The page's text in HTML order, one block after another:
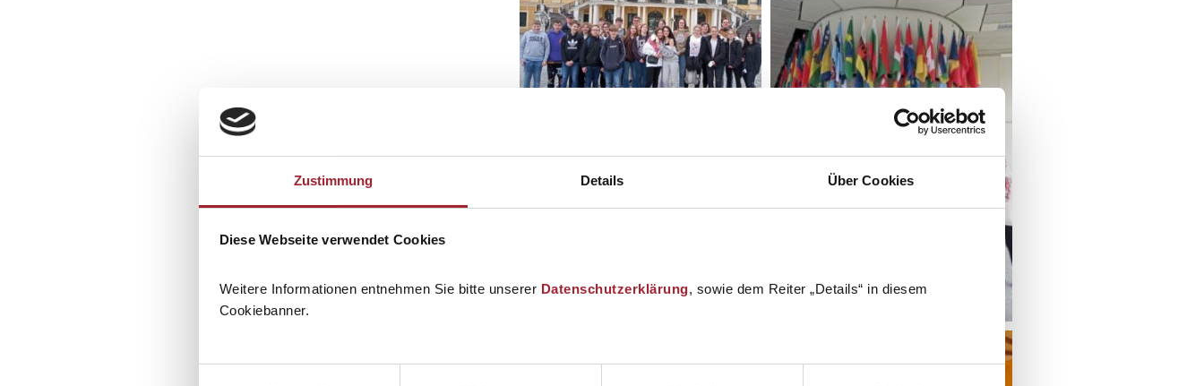
Zustimmung Details Über Cookies
Diese Webseite verwendet Cookies
Weitere Informationen entnehmen Sie bitte unserer Datenschutzerklärung, sowie dem Reiter „Details“ in diesem
Cookiebanner.